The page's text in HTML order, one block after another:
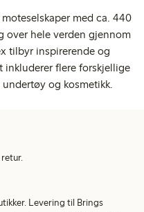
med ca. 440
over hele verden gjennom
tilbyr inspirerende og
flere forskjellige
og kosmetikk.
Levering til Brings